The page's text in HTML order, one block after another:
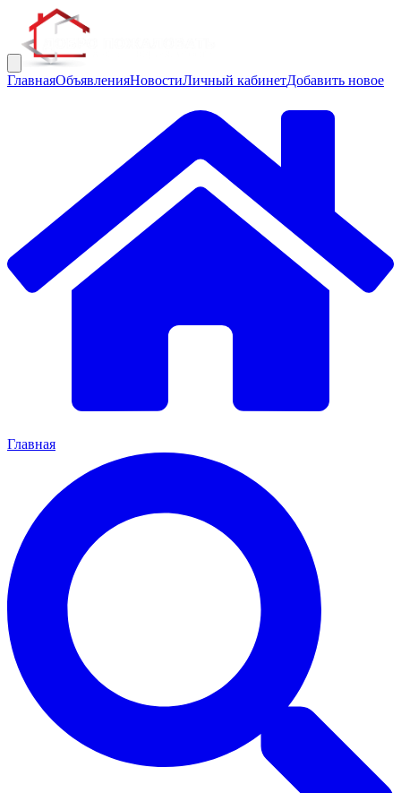
ГлавнаяОбъявленияНовостиЛичный кабинетДобавить новое
Главная